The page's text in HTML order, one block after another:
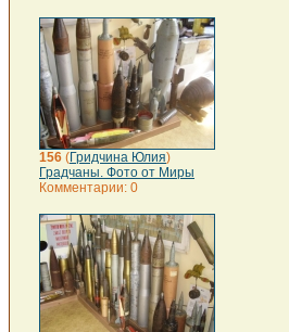
156 (Гридчина Юлия)
Градчаны. Фото от Миры
Комментарии: 0